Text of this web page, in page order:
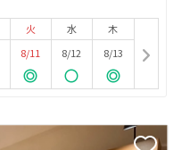
火
8/11
水
8/12
木
8/13